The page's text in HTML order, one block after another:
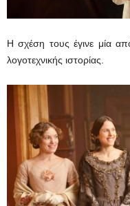
Η σχέση τους έγινε μία
λογοτεχνικής ιστορίας.